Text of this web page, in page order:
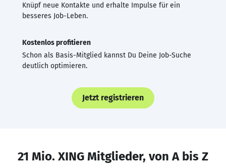
Knüpf neue Kontakte und erhalte Impulse für ein
besseres Job-Leben.
Kostenlos profitieren
Schon als Basis-Mitglied kannst Du Deine Job-Suche
deutlich optimieren.
Jetzt registrieren
21 Mio. XING Mitglieder, von A bis Z